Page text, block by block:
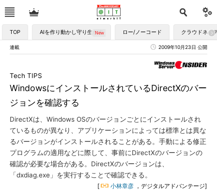
TOP AIを作り動かし守り生かす ロー/ノーコード クラウドネイ
連載 2009年10月23日 公開
WindowsにインストールされているDirectXのバー
ジョンを確認する
Tech TIPS
DirectXは、Windows OSのバージョンごとにインストールされ
ているものが異なり、アプリケーションによっては標準とは異な
るバージョンがインストールされることがある。手動による修正
プログラムの適用などに際して、事前にDirectXのバージョンの
確認が必要な場合がある。DirectXのバージョンは、
「dxdiag.exe」を実行することで確認できる。
[ 小林章彦 ，デジタルアドバンテージ]